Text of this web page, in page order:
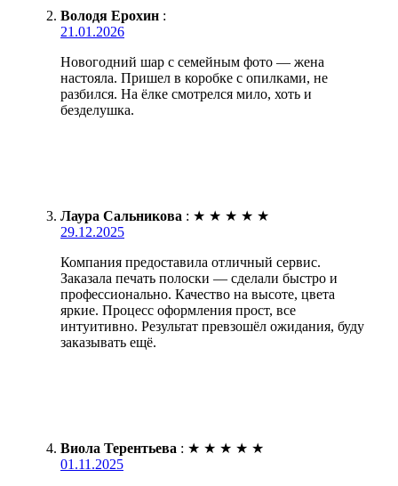
Володя Ерохин :
21.01.2026
Новогодний шар с семейным фото — жена
настояла. Пришел в коробке с опилками, не
разбился. На ёлке смотрелся мило, хоть и
безделушка.
Лаура Сальникова : ★ ★ ★ ★ ★
29.12.2025
Компания предоставила отличный сервис.
Заказала печать полоски — сделали быстро и
профессионально. Качество на высоте, цвета
яркие. Процесс оформления прост, все
интуитивно. Результат превзошёл ожидания, буду
заказывать ещё.
Виола Терентьева : ★ ★ ★ ★ ★
01.11.2025